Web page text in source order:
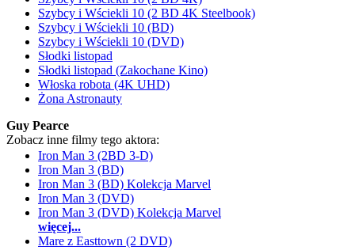
Szybcy i Wściekli 10 (2 BD 4K Steelbook)
Szybcy i Wściekli 10 (BD)
Szybcy i Wściekli 10 (DVD)
Słodki listopad
Słodki listopad (Zakochane Kino)
Włoska robota (4K UHD)
Żona Astronauty
Guy Pearce
Zobacz inne filmy tego aktora:
Iron Man 3 (2BD 3-D)
Iron Man 3 (BD)
Iron Man 3 (BD) Kolekcja Marvel
Iron Man 3 (DVD)
Iron Man 3 (DVD) Kolekcja Marvel
więcej...
Mare z Easttown (2 DVD)